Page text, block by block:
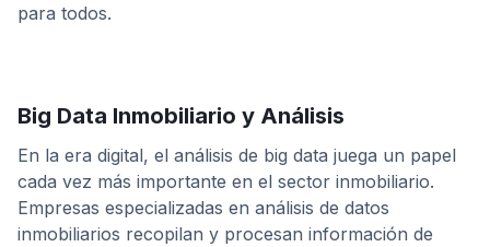
para todos.
Big Data Inmobiliario y Análisis
En la era digital, el análisis de big data juega un papel
cada vez más importante en el sector inmobiliario.
Empresas especializadas en análisis de datos
inmobiliarios recopilan y procesan información de